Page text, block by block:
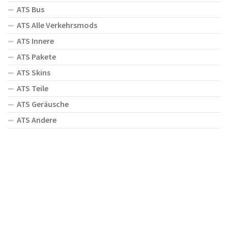
ATS Bus
ATS Alle Verkehrsmods
ATS Innere
ATS Pakete
ATS Skins
ATS Teile
ATS Geräusche
ATS Andere